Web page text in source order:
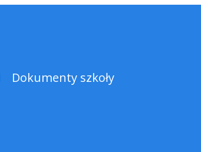
Dokumenty szkoły